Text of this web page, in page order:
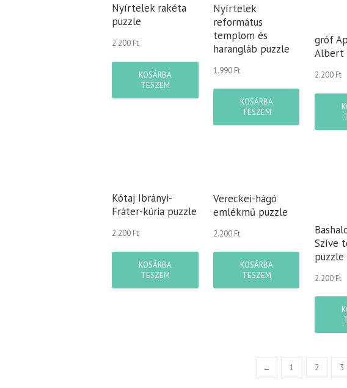
Nyírtelek rakéta
puzzle
2.200 Ft
KOSÁRBA
TESZEM
Nyírtelek
református
templom és
harangláb puzzle
1.990 Ft
KOSÁRBA
TESZEM
gróf
Albert
2.200 Ft
Kótaj Ibrányi-
Fráter-kúria puzzle
2.200 Ft
KOSÁRBA
TESZEM
Vereckei-hágó
emlékmű puzzle
2.200 Ft
KOSÁRBA
TESZEM
Szíve
puzzle
2.200 Ft
← 1 2 3